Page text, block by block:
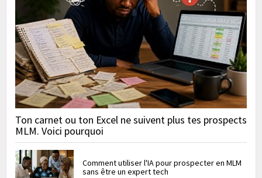
Ton carnet ou ton Excel ne suivent plus tes prospects
MLM. Voici pourquoi
Comment utiliser l'IA pour prospecter en MLM
sans être un expert tech